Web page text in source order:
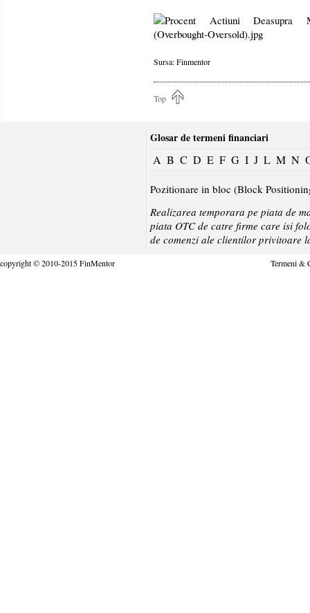
Sursa: Finmentor
Top
Glosar de termeni financiari
A B C D E F G I J L M N
Pozitionare in bloc (Block
Realizarea temporara pe piata de
piata OTC de catre firme care isi
de comenzi ale clientilor privitoare
copyright © 2010-2015 FinMentor Termeni &